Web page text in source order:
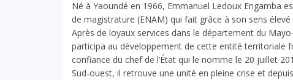
Né à Yaoundé en 1966, Emmanuel Ledoux Engamba
de magistrature (ENAM) qui fait grâce à son sens
Après de loyaux services dans le département du
participa au développement de cette entité territoriale
confiance du chef de l’État qui le nomme le 20 juillet
Sud-ouest, il retrouve une unité en pleine crise et